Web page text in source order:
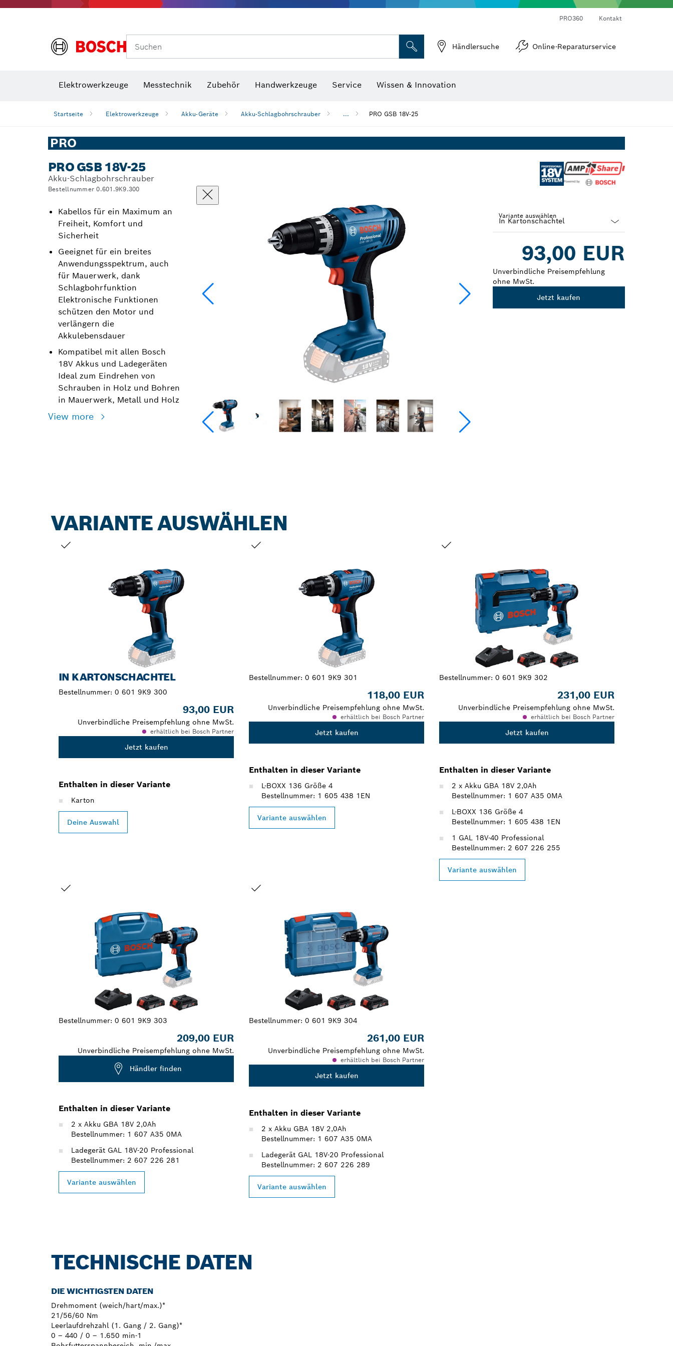
PRO360 Kontakt
Suchen Händlersuche Online-Reparaturservice
Elektrowerkzeuge Messtechnik Zubehör Handwerkzeuge Service Wissen & Innovation
Startseite Elektrowerkzeuge Akku-Geräte Akku-Schlagbohrschrauber ... PRO GSB 18V-25
PRO
PRO GSB 18V-25
Akku-Schlagbohrschrauber
Bestellnummer 0.601.9K9.300
Kabellos für ein Maximum an
Freiheit, Komfort und
Sicherheit
Geeignet für ein breites
Anwendungsspektrum, auch
für Mauerwerk, dank
Schlagbohrfunktion
Elektronische Funktionen
schützen den Motor und
verlängern die
Akkulebensdauer
Kompatibel mit allen Bosch
18V Akkus und Ladegeräten
Ideal zum Eindrehen von
Schrauben in Holz und Bohren
in Mauerwerk, Metall und Holz
View more
Variante auswählen
93,00 EUR
Unverbindliche Preisempfehlung
ohne MwSt.
Jetzt kaufen
VARIANTE AUSWÄHLEN
IN KARTONSCHACHTEL
Bestellnummer: 0 601 9K9 300
93,00 EUR
Unverbindliche Preisempfehlung ohne MwSt.
erhältlich bei Bosch Partner
Jetzt kaufen
Enthalten in dieser Variante
Karton
Deine Auswahl
Bestellnummer: 0 601 9K9 301
118,00 EUR
Unverbindliche Preisempfehlung ohne MwSt.
erhältlich bei Bosch Partner
Jetzt kaufen
Enthalten in dieser Variante
L-BOXX 136 Größe 4
Bestellnummer: 1 605 438 1EN
Variante auswählen
Bestellnummer: 0 601 9K9 302
231,00 EUR
Unverbindliche Preisempfehlung ohne MwSt.
erhältlich bei Bosch Partner
Jetzt kaufen
Enthalten in dieser Variante
2 x Akku GBA 18V 2,0Ah
Bestellnummer: 1 607 A35 0MA
L-BOXX 136 Größe 4
Bestellnummer: 1 605 438 1EN
1 GAL 18V-40 Professional
Bestellnummer: 2 607 226 255
Variante auswählen
Bestellnummer: 0 601 9K9 303
209,00 EUR
Unverbindliche Preisempfehlung ohne MwSt.
Händler finden
Enthalten in dieser Variante
2 x Akku GBA 18V 2,0Ah
Bestellnummer: 1 607 A35 0MA
Ladegerät GAL 18V-20 Professional
Bestellnummer: 2 607 226 281
Variante auswählen
Bestellnummer: 0 601 9K9 304
261,00 EUR
Unverbindliche Preisempfehlung ohne MwSt.
erhältlich bei Bosch Partner
Jetzt kaufen
Enthalten in dieser Variante
2 x Akku GBA 18V 2,0Ah
Bestellnummer: 1 607 A35 0MA
Ladegerät GAL 18V-20 Professional
Bestellnummer: 2 607 226 289
Variante auswählen
TECHNISCHE DATEN
DIE WICHTIGSTEN DATEN
Drehmoment (weich/hart/max.)*
21/56/60 Nm
Leerlaufdrehzahl (1. Gang / 2. Gang)*
0 – 440 / 0 – 1.650 min-1